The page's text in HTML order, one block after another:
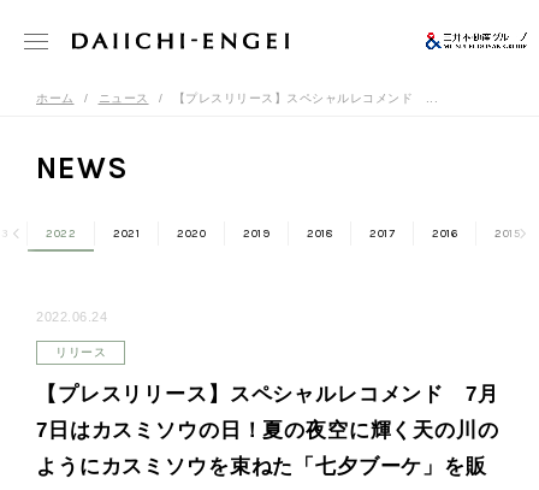
ホーム ニュース 【プレスリリース】スペシャルレコメンド ...
NEWS
2022 2021 2020 2019 2018 2017 2016 2015
2022.06.24
リリース
【プレスリリース】スペシャルレコメンド 7月
7日はカスミソウの日！夏の夜空に輝く天の川の
ようにカスミソウを束ねた「七夕ブーケ」を販